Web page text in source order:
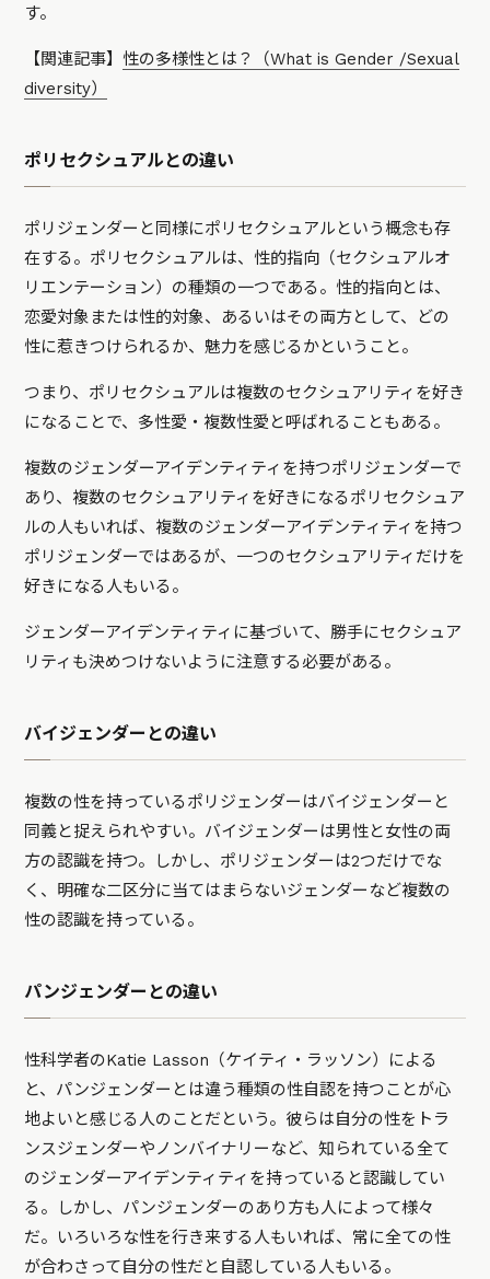
す。
【関連記事】 性の多様性とは？（What is Gender /Sexual
diversity）
ポリセクシュアルとの違い
ポリジェンダーと同様にポリセクシュアルという概念も存
在する。ポリセクシュアルは、性的指向（セクシュアルオ
リエンテーション）の種類の一つである。性的指向とは、
恋愛対象または性的対象、あるいはその両方として、どの
性に惹きつけられるか、魅力を感じるかということ。
つまり、ポリセクシュアルは複数のセクシュアリティを好き
になることで、多性愛・複数性愛と呼ばれることもある。
複数のジェンダーアイデンティティを持つポリジェンダーで
あり、複数のセクシュアリティを好きになるポリセクシュア
ルの人もいれば、複数のジェンダーアイデンティティを持つ
ポリジェンダーではあるが、一つのセクシュアリティだけを
好きになる人もいる。
ジェンダーアイデンティティに基づいて、勝手にセクシュア
リティも決めつけないように注意する必要がある。
バイジェンダーとの違い
複数の性を持っているポリジェンダーはバイジェンダーと
同義と捉えられやすい。バイジェンダーは男性と女性の両
方の認識を持つ。しかし、ポリジェンダーは2つだけでな
く、明確な二区分に当てはまらないジェンダーなど複数の
性の認識を持っている。
パンジェンダーとの違い
性科学者のKatie Lasson（ケイティ・ラッソン）による
と、パンジェンダーとは違う種類の性自認を持つことが心
地よいと感じる人のことだという。彼らは自分の性をトラ
ンスジェンダーやノンバイナリーなど、知られている全て
のジェンダーアイデンティティを持っていると認識してい
る。しかし、パンジェンダーのあり方も人によって様々
だ。いろいろな性を行き来する人もいれば、常に全ての性
が合わさって自分の性だと自認している人もいる。